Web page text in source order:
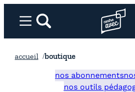
Menurechercher Page
accueil boutique
nos abonnements
nos outils